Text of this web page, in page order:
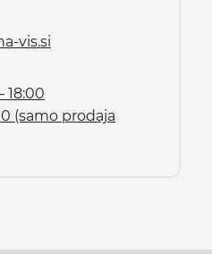
vis.si
18:00
(samo prodaja